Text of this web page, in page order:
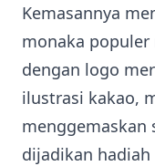
Kemasannya
monaka
dengan logo
ilustrasi kakao,
menggemaskan
dijadikan